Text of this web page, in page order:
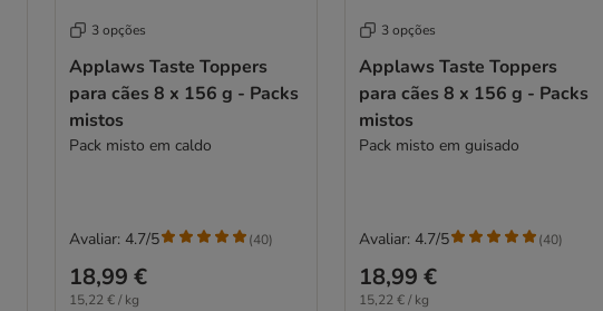
3 opções
Applaws Taste Toppers
para cães 8 x 156 g - Packs
mistos
Pack misto em caldo
18,99 €
15,22 € / kg
Avaliar: 4.7/5 (40)
3 opções
Applaws Taste Toppers
para cães 8 x 156 g - Packs
mistos
Pack misto em guisado
18,99 €
15,22 € / kg
Avaliar: 4.7/5 (40)